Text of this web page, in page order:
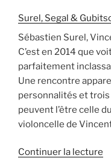
Surel, Segal &
Sébastien Surel,
C’est en 2014 que
parfaitement
Une rencontre
personnalités et trois
peuvent l’être celle
violoncelle de
Continuer la lecture